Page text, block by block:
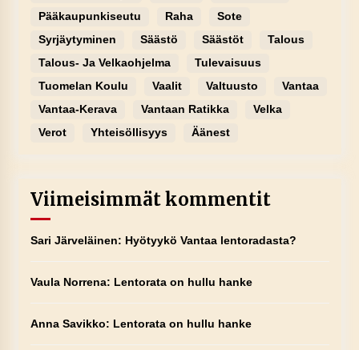
Pääkaupunkiseutu
Raha
Sote
Syrjäytyminen
Säästö Säästöt
Talous
Talous- Ja Velkaohjelma
Tulevaisuus
Tuomelan Koulu
Vaalit Valtuusto
Vantaa
Vantaa-Kerava
Vantaan Ratikka
Velka
Verot
Yhteisöllisyys Äänest
Viimeisimmät kommentit
Sari Järveläinen: Hyötyykö Vantaa lentoradasta?
Vaula Norrena: Lentorata on hullu hanke
Anna Savikko: Lentorata on hullu hanke